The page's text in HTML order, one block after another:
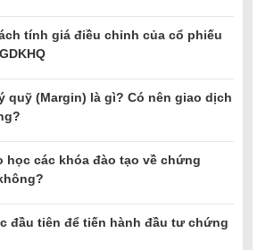
tính giá điều chỉnh của cổ phiếu
quỹ (Margin) là gì? Có nên giao dịch
học các khóa đào tạo về chứng
đầu tiên để tiến hành đầu tư chứng